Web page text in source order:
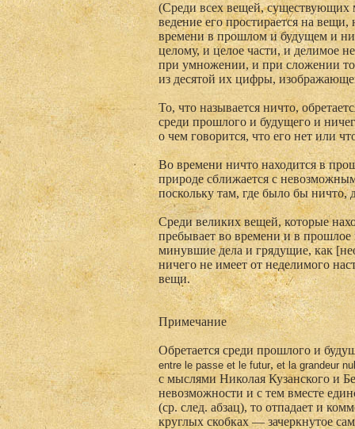
(Среди всех вещей, существующих
ведение его простирается на
времени в прошлом и будущем и
целому, и целое части, и делимое
при умножении, и при сложении
из десятой их цифры,
То, что называется ничто,
среди прошлого и будущего и
о чем говорится, что его нет или
Во времени ничто находится в
природе сближается с
поскольку там, где было бы
Среди великих вещей, которые
пребывает во времени и в прошлое
минувшие дела и грядущие, как
ничего не имеет от неделимого
вещи.
Примечание
Обретается среди прошлого и
entre le passe et le futur, et la grandeur
с мыслями Николая Кузанского и
невозможности и с тем вместе
(ср. след. абзац), то отпадает и
круглых скобках — зачеркнутое